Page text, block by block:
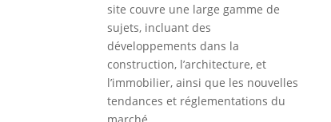
site couvre une large gamme de
sujets, incluant des
développements dans la
construction, l’architecture, et
l’immobilier, ainsi que les nouvelles
tendances et réglementations du
marché.